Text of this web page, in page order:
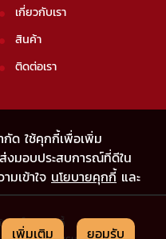
กัด ใช้คุกกี้เพื่อเพิ่ม
งมอบประสบการณ์ที่ดีใน
มเข้าใจ นโยบายคุกกี้และ
เพิ่มเติม
ยอมรับ
เกี่ยวกับเรา
สินค้า
ติดต่อเรา
|นโยบายคุกกี้